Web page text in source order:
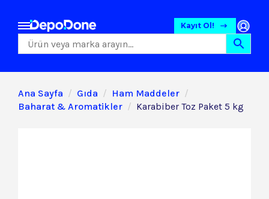
Kayıt Ol!
Ana Sayfa Gıda
Ham Maddeler
Baharat & Aromatikler
Karabiber Toz Paket 5 kg